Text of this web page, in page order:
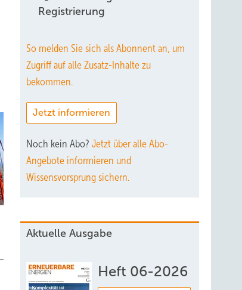
Registrierung
So melden Sie sich als Abonnent an, um
Zugriff auf alle Zusatz-Inhalte zu
bekommen.
Jetzt informieren
Noch kein Abo? Jetzt über alle Abo-
Angebote informieren und
Wissensvorsprung sichern.
Aktuelle Ausgabe
Heft 06-2026